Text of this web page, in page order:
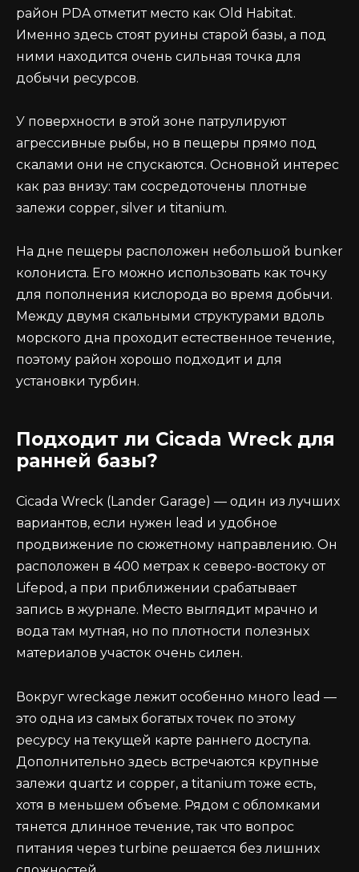
район PDA отметит место как Old Habitat.
Именно здесь стоят руины старой базы, а под
ними находится очень сильная точка для
добычи ресурсов.
У поверхности в этой зоне патрулируют
агрессивные рыбы, но в пещеры прямо под
скалами они не спускаются. Основной интерес
как раз внизу: там сосредоточены плотные
залежи copper, silver и titanium.
На дне пещеры расположен небольшой bunker
колониста. Его можно использовать как точку
для пополнения кислорода во время добычи.
Между двумя скальными структурами вдоль
морского дна проходит естественное течение,
поэтому район хорошо подходит и для
установки турбин.
Подходит ли Cicada Wreck для
ранней базы?
Cicada Wreck (Lander Garage) — один из лучших
вариантов, если нужен lead и удобное
продвижение по сюжетному направлению. Он
расположен в 400 метрах к северо-востоку от
Lifepod, а при приближении срабатывает
запись в журнале. Место выглядит мрачно и
вода там мутная, но по плотности полезных
материалов участок очень силен.
Вокруг wreckage лежит особенно много lead —
это одна из самых богатых точек по этому
ресурсу на текущей карте раннего доступа.
Дополнительно здесь встречаются крупные
залежи quartz и copper, а titanium тоже есть,
хотя в меньшем объеме. Рядом с обломками
тянется длинное течение, так что вопрос
питания через turbine решается без лишних